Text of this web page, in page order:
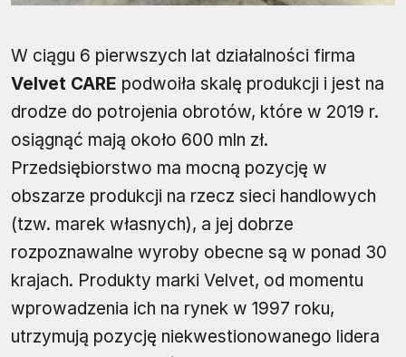
W ciągu 6 pierwszych lat działalności firma
Velvet CARE podwoiła skalę produkcji i jest na
drodze do potrojenia obrotów, które w 2019 r.
osiągnąć mają około 600 mln zł.
Przedsiębiorstwo ma mocną pozycję w
obszarze produkcji na rzecz sieci handlowych
(tzw. marek własnych), a jej dobrze
rozpoznawalne wyroby obecne są w ponad 30
krajach. Produkty marki Velvet, od momentu
wprowadzenia ich na rynek w 1997 roku,
utrzymują pozycję niekwestionowanego lidera